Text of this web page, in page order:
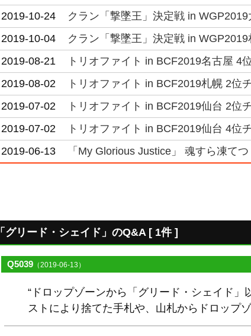
2019-10-24
クラン「撃墜王」決定戦 in
2019-10-04
クラン「撃墜王」決定戦 in
2019-08-21
トリオファイト in BCF2019名古屋 4
2019-08-02
トリオファイト in BCF2019札幌 2位
2019-07-02
トリオファイト in BCF2019仙台 2位
2019-07-02
トリオファイト in BCF2019仙台 4位
2019-06-13
「My Glorious Justice」 魂すら凍て
「グリード・シェイド」のQ&A [ 1件 ]
Q5039 （2019-06-13）
“ドロップゾーンから「グリード・シェイド
ストにより捨てた手札や、山札からドロップ